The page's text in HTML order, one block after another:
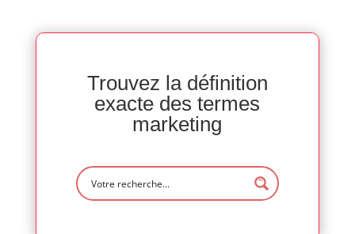
Trouvez la définition
exacte des termes
marketing